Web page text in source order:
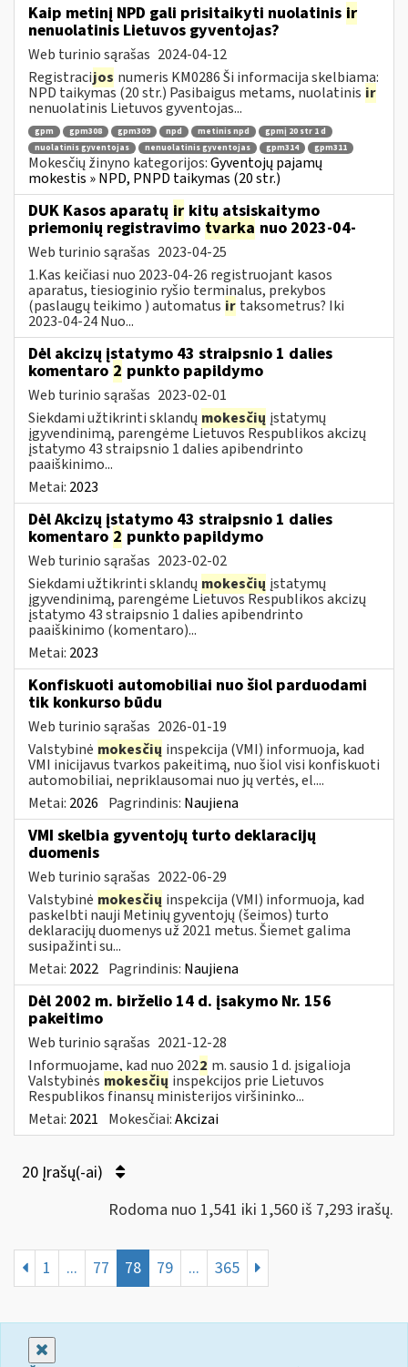
Kaip metinį NPD gali prisitaikyti nuolatinis ir
nenuolatinis Lietuvos gyventojas?
Web turinio sąrašas 2024-04-12
Registracijos numeris KM0286 Ši informacija skelbiama:
NPD taikymas (20 str.) Pasibaigus metams, nuolatinis ir
nenuolatinis Lietuvos gyventojas...
gpm gpm308 gpm309 npd metinis npd
gpmį 20 str 1 d
nuolatinis gyventojas
nenuolatinis gyventojas gpm314 gpm311
Mokesčių žinyno kategorijos:Gyventojų pajamų
mokestis » NPD, PNPD taikymas (20 str.)
DUK Kasos aparatų ir kitų atsiskaitymo
priemonių registravimo tvarka nuo 2023-04-
Web turinio sąrašas 2023-04-25
1.Kas keičiasi nuo 2023-04-26 registruojant kasos
aparatus, tiesioginio ryšio terminalus, prekybos
(paslaugų teikimo ) automatus ir taksometrus? Iki
2023-04-24 Nuo...
Dėl akcizų įstatymo 43 straipsnio 1 dalies
komentaro 2 punkto papildymo
Web turinio sąrašas 2023-02-01
Siekdami užtikrinti sklandų mokesčių įstatymų
įgyvendinimą, parengėme Lietuvos Respublikos akcizų
įstatymo 43 straipsnio 1 dalies apibendrinto
paaiškinimo...
Metai: 2023
Dėl Akcizų įstatymo 43 straipsnio 1 dalies
komentaro 2 punkto papildymo
Web turinio sąrašas 2023-02-02
Siekdami užtikrinti sklandų mokesčių įstatymų
įgyvendinimą, parengėme Lietuvos Respublikos akcizų
įstatymo 43 straipsnio 1 dalies apibendrinto
paaiškinimo (komentaro)...
Metai: 2023
Konfiskuoti automobiliai nuo šiol parduodami
tik konkurso būdu
Web turinio sąrašas 2026-01-19
Valstybinė mokesčių inspekcija (VMI) informuoja, kad
VMI inicijavus tvarkos pakeitimą, nuo šiol visi konfiskuoti
automobiliai, nepriklausomai nuo jų vertės, el....
Metai: 2026 Pagrindinis: Naujiena
VMI skelbia gyventojų turto deklaracijų
duomenis
Web turinio sąrašas 2022-06-29
Valstybinė mokesčių inspekcija (VMI) informuoja, kad
paskelbti nauji Metinių gyventojų (šeimos) turto
deklaracijų duomenys už 2021 metus. Šiemet galima
susipažinti su...
Metai: 2022 Pagrindinis: Naujiena
Dėl 2002 m. birželio 14 d. įsakymo Nr. 156
pakeitimo
Web turinio sąrašas 2021-12-28
Informuojame, kad nuo 2022 m. sausio 1 d. įsigalioja
Valstybinės mokesčių inspekcijos prie Lietuvos
Respublikos finansų ministerijos viršininko...
Metai: 2021 Mokesčiai:Akcizai
20 Įrašų(-ai)
Rodoma nuo 1,541 iki 1,560 iš 7,293 irašų.
1 ... 77 78 79 ... 365